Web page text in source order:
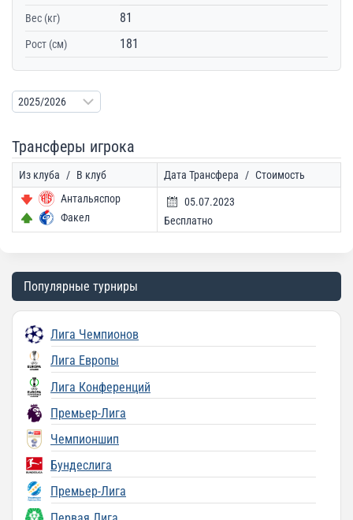
Вес (кг) 81
Рост (см) 181
Трансферы игрока
Из клуба / В клуб Дата Трансфера / Стоимость
Антальяспор
Факел
05.07.2023
Бесплатно
Популярные турниры
Лига Чемпионов
Лига Европы
Лига Конференций
Премьер-Лига
Чемпионшип
Бундеслига
Премьер-Лига